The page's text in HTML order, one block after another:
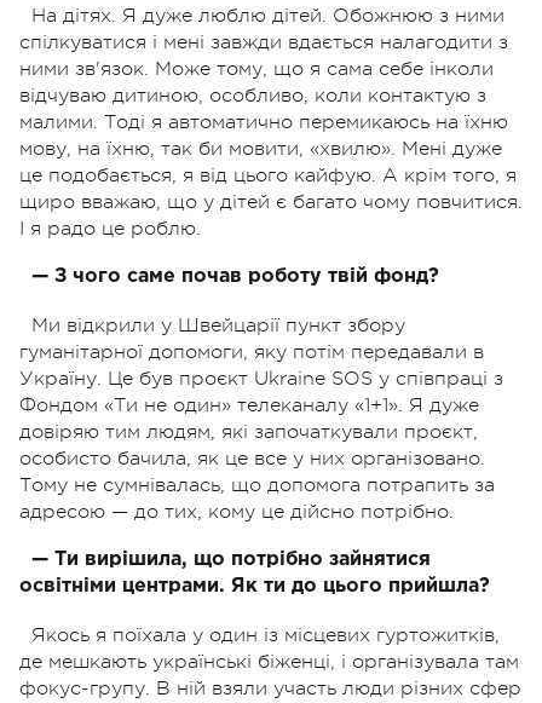
На дітях. Я дуже люблю дітей. Обожнюю з ними
спілкуватися і мені завжди вдається налагодити з
ними зв'язок. Може тому, що я сама себе інколи
відчуваю дитиною, особливо, коли контактую з
малими. Тоді я автоматично перемикаюсь на їхню
мову, на їхню, так би мовити, «хвилю». Мені дуже
це подобається, я від цього кайфую. А крім того, я
щиро вважаю, що у дітей є багато чому повчитися.
І я радо це роблю.
— З чого саме почав роботу твій фонд?
Ми відкрили у Швейцарії пункт збору
гуманітарної допомоги, яку потім передавали в
Україну. Це був проєкт Ukraine SOS у співпраці з
Фондом «Ти не один» телеканалу «1+1». Я дуже
довіряю тим людям, які започаткували проєкт,
особисто бачила, як це все у них організовано.
Тому не сумнівалась, що допомога потрапить за
адресою — до тих, кому це дійсно потрібно.
— Ти вирішила, що потрібно зайнятися
освітніми центрами. Як ти до цього прийшла?
Якось я поїхала у один із місцевих гуртожитків,
де мешкають українські біженці, і організувала там
фокус-групу. В ній взяли участь люди різних сфер